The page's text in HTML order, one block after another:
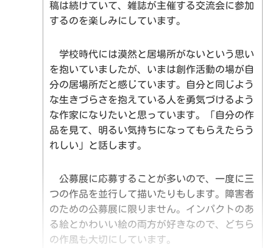
TOPページ
作品検索
事業所・作者紹介
編集者紹介
お知らせ
カート
稿は続けていて、雑誌が主催する交流会に参加
するのを楽しみにしています。
学校時代には漠然と居場所がないという思い
を抱いていましたが、いまは創作活動の場が自
分の居場所だと感じています。自分と同じよう
な生きづらさを抱えている人を勇気づけるよう
な作家になりたいと思っています。「自分の作
品を見て、明るい気持ちになってもらえたらう
れしい」と話します。
公募展に応募することが多いので、一度に三
つの作品を並行して描いたりもします。障害者
のための公募展に限りません。インパクトのあ
る絵とかわいい絵の両方が好きなので、どちら
の作風も大切にしています。